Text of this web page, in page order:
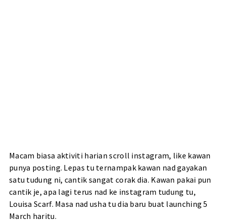
Macam biasa aktiviti harian scroll instagram, like kawan
punya posting. Lepas tu ternampak kawan nad gayakan
satu tudung ni, cantik sangat corak dia. Kawan pakai pun
cantik je, apa lagi terus nad ke instagram tudung tu,
Louisa Scarf. Masa nad usha tu dia baru buat launching 5
March haritu.